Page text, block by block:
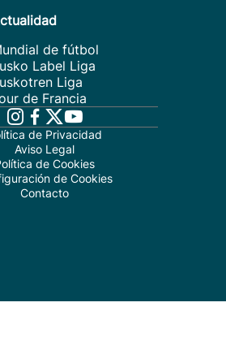
de fútbol
Label Liga
Liga
de Francia
de Privacidad
Aviso Legal
de Cookies
de Cookies
Contacto